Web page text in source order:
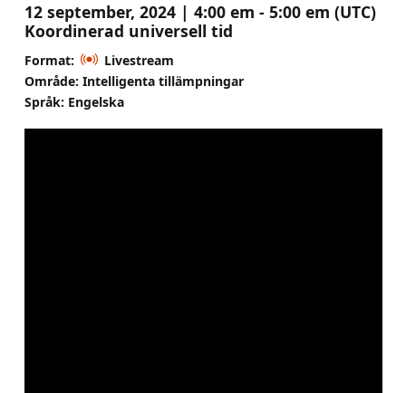
12 september, 2024 | 4:00 em - 5:00 em (UTC)
Koordinerad universell tid
Format:
Livestream
Område: Intelligenta tillämpningar
Språk: Engelska